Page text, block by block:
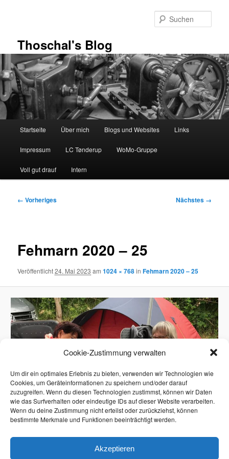
Cookie-Zustimmung verwalten
Um dir ein optimales Erlebnis zu bieten, verwenden wir Technologien wie
Cookies, um Geräteinformationen zu speichern und/oder darauf
zuzugreifen. Wenn du diesen Technologien zustimmst, können wir Daten
wie das Surfverhalten oder eindeutige IDs auf dieser Website verarbeiten.
Wenn du deine Zustimmung nicht erteilst oder zurückziehst, können
bestimmte Merkmale und Funktionen beeinträchtigt werden.
Akzeptieren
Thoschal's Blog
Startseite Über mich Blogs und Websites Links
Impressum LC Tønderup WoMo-Gruppe
Voll gut drauf Intern
Bilder-
← Vorheriges Nächstes →
Fehmarn 2020 – 25
Veröffentlicht24. Mai 2023 am1024 × 768inFehmarn 2020 – 25